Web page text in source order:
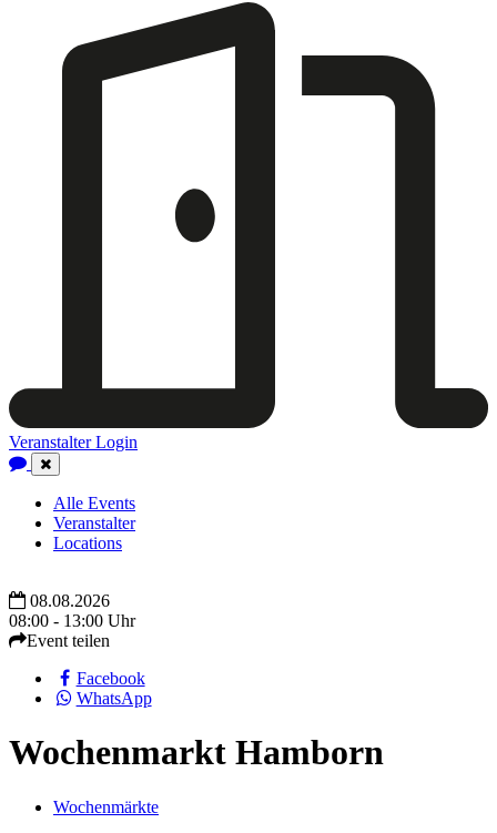
Veranstalter Login
Close
Navigation
Alle Events
Veranstalter
Locations
08.08.2026
08:00 - 13:00 Uhr
Event teilen
Facebook
WhatsApp
Wochenmarkt Hamborn
Wochenmärkte